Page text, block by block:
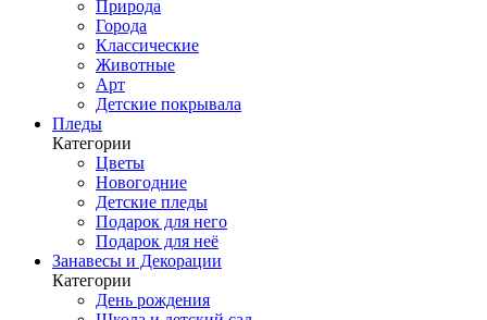
Природа
Города
Классические
Животные
Арт
Детские покрывала
Пледы
Категории
Цветы
Новогодние
Детские пледы
Подарок для него
Подарок для неё
Занавесы и Декорации
Категории
День рождения